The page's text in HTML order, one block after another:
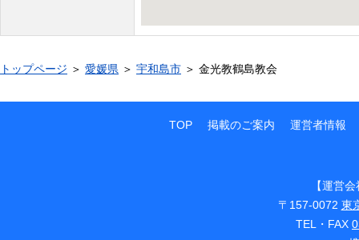
トップページ ＞ 愛媛県 ＞ 宇和島市 ＞ 金光教鶴島教会
TOP 掲載のご案内 運営者情報
【運営
〒157-0072 東
TEL・FAX